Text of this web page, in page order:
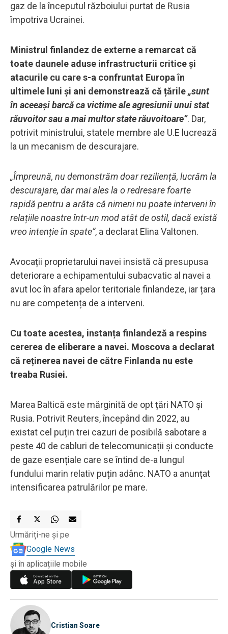
gaz de la începutul războiului purtat de Rusia
împotriva Ucrainei.
Ministrul finlandez de externe a remarcat că
toate daunele aduse infrastructurii critice și
atacurile cu care s-a confruntat Europa în
ultimele luni și ani demonstrează că țările„sunt
în aceeași barcă ca victime ale agresiunii unui stat
răuvoitor sau a mai multor state răuvoitoare”. Dar,
potrivit ministrului, statele membre ale U.E lucrează
la un mecanism de descurajare.
„Împreună, nu demonstrăm doar reziliență, lucrăm la
descurajare, dar mai ales la o redresare foarte
rapidă pentru a arăta că nimeni nu poate interveni în
relațiile noastre într-un mod atât de ostil, dacă există
vreo intenție în spate”, a declarat Elina Valtonen.
Avocații proprietarului navei insistă că presupusa
deteriorare a echipamentului subacvatic al navei a
avut loc în afara apelor teritoriale finlandeze, iar țara
nu are competența de a interveni.
Cu toate acestea, instanța finlandeză a respins
cererea de eliberare a navei. Moscova a declarat
că reținerea navei de către Finlanda nu este
treaba Rusiei.
Marea Baltică este mărginită de opt țări NATO și
Rusia. Potrivit Reuters, începând din 2022, au
existat cel puțin trei cazuri de posibilă sabotare a
peste 40 de cabluri de telecomunicații și conducte
de gaze esențiale care se întind de-a lungul
fundului marin relativ puțin adânc. NATO a anunțat
intensificarea patrulărilor pe mare.
Urmăriți-ne și pe
Google News
și în aplicațiile mobile
Cristian Soare